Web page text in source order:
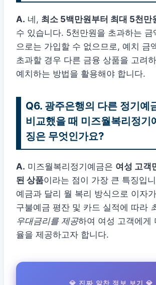
A. 네, 최소 5백만원부터 최대 5천만
수 있습니다. 5천만원을 초과하는 금
으로는 가입할 수 없으므로, 예치 금
초과할 경우 다른 금융 상품을 고려
예치하는 방법을 활용해야 합니다.
Q6. 광주은행의 다른 정기예
비교했을 때 미즈월복리정기
징은 무엇인가요?
A. 미즈월복리정기예금은 여성 고객
된 상품이라는 점이 가장 큰 특징입
예금과 달리 월 복리 방식으로 이자
구불예금 평잔 및 카드 실적에 따라
우대금리를 제공하여 여성 고객에게
율을 제공하고자 합니다.
💎 진짜 알찬 정보 보기 💎